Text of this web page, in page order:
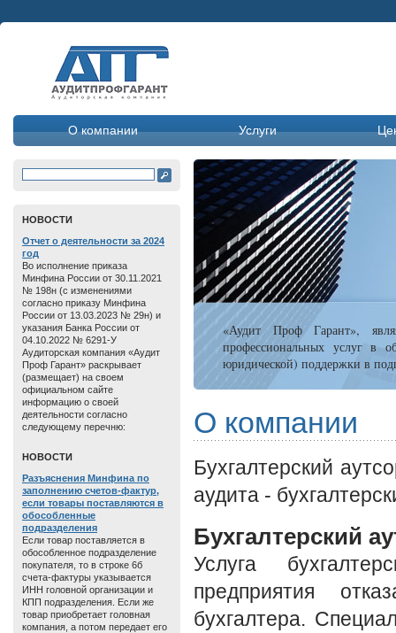
О компании Услуги
«Аудит Проф Гарант»,
профессиональных услуг в
юридической) поддержки в
О компании
Бухгалтерский
аудита -
Бухгалтерский
Услуга
предприятия
бухгалтера.
HОВОСТИ
Отчет о дeятельнoсти зa 2024
год
Во исполнение приказа
Минфина России от 30.11.2021
№ 198н (с изменениями
согласно приказу Минфина
России от 13.03.2023 № 29н) и
указания Банка России от
04.10.2022 № 6291-У
Аудиторская компания «Аудит
Проф Гарант» раскрывает
(размещает) на своем
официальном сайте
информацию о своей
деятельности согласно
следующему перечню:
HОВОСТИ
Разъяснения Минфина по
заполнению счетов-фактур,
если товары поставляются в
обособленные
подразделения
Если товар поставляется в
обособленное подразделение
покупателя, то в строке 6б
счета-фактуры указывается
ИНН головной организации и
КПП подразделения. Если же
товар приобретает головная
компания, а потом передает его